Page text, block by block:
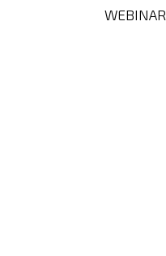
WEBINAR